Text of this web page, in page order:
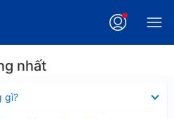
nhất
gì?